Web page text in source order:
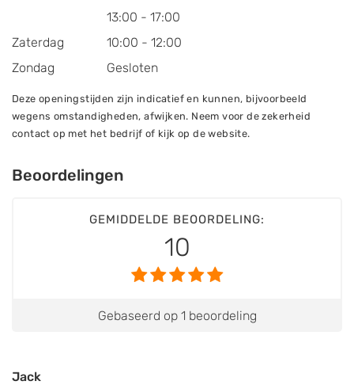
13:00 - 17:00
Zaterdag
10:00 - 12:00
Zondag
Gesloten
Deze openingstijden zijn indicatief en kunnen, bijvoorbeeld
wegens omstandigheden, afwijken. Neem voor de zekerheid
contact op met het bedrijf of kijk op de website.
Beoordelingen
GEMIDDELDE BEOORDELING:
10
Gebaseerd op 1 beoordeling
Jack